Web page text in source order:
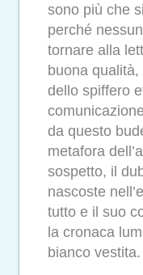
sono più che
perché
tornare alla
buona
dello spiffero
da questo
metafora
sospetto, il
nascoste
tutto e il suo
la cronaca
bianco vestita.